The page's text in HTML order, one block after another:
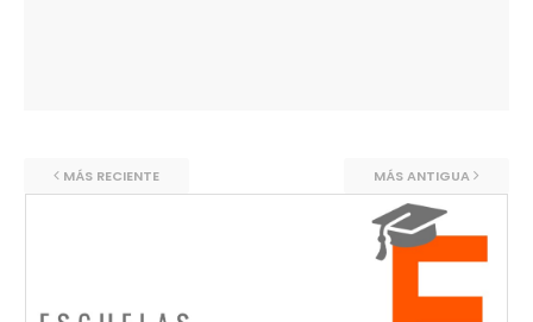
MÁS RECIENTE MÁS ANTIGUA